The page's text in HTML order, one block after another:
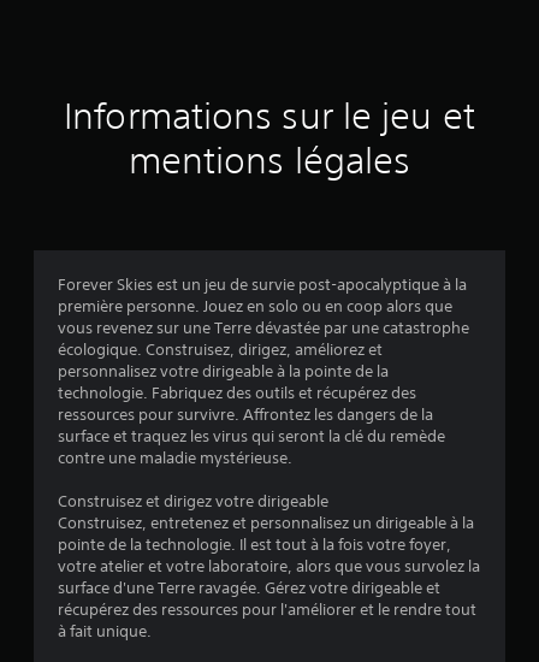
a
:
9
é
Informations sur le jeu et
mentions légales
Forever Skies est un jeu de survie post-apocalyptique à la
première personne. Jouez en solo ou en coop alors que
vous revenez sur une Terre dévastée par une catastrophe
écologique. Construisez, dirigez, améliorez et
personnalisez votre dirigeable à la pointe de la
technologie. Fabriquez des outils et récupérez des
ressources pour survivre. Affrontez les dangers de la
surface et traquez les virus qui seront la clé du remède
contre une maladie mystérieuse.
Construisez et dirigez votre dirigeable
Construisez, entretenez et personnalisez un dirigeable à la
pointe de la technologie. Il est tout à la fois votre foyer,
votre atelier et votre laboratoire, alors que vous survolez la
surface d'une Terre ravagée. Gérez votre dirigeable et
récupérez des ressources pour l'améliorer et le rendre tout
à fait unique.